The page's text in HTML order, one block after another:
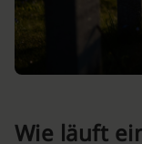
Wie läuft